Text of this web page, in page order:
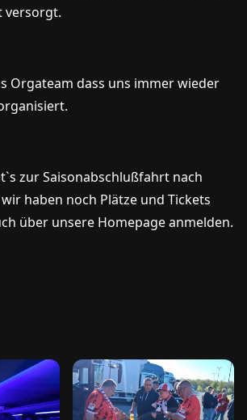
versorgt.
Orgateam dass uns immer wieder
zur Saisonabschlußfahrt nach
haben noch Plätze und Tickets
über unsere Homepage anmelden.